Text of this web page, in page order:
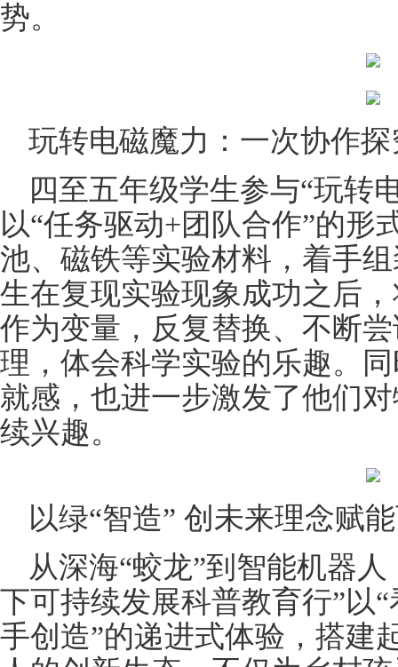
势。
玩转电磁魔力：一次协作
四至五年级学生参与“玩转
以“任务驱动+团队合作”的形
池、磁铁等实验材料，着手
生在复现实验现象成功之后
作为变量，反复替换、不断
理，体会科学实验的乐趣。
就感，也进一步激发了他们
续兴趣。
以绿“智造” 创未来理念赋
从深海“蛟龙”到智能机器
下可持续发展科普教育行”
手创造”的递进式体验，搭建